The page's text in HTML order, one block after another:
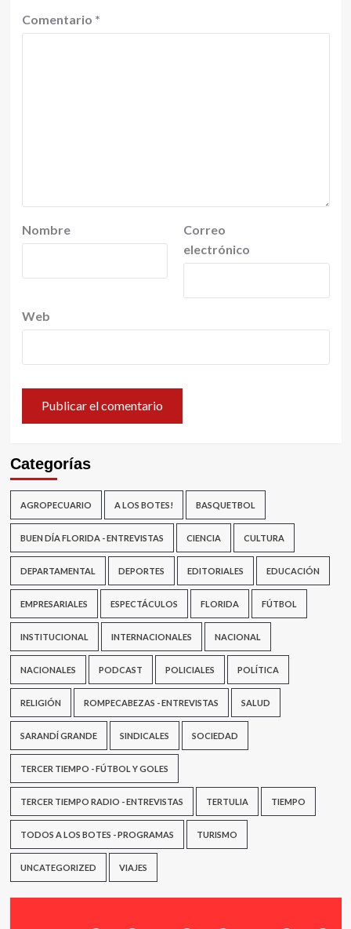
Comentario *
Nombre
Correo
electrónico
Web
Categorías
AGROPECUARIO A LOS BOTES! BASQUETBOL
BUEN DÍA FLORIDA - ENTREVISTAS CIENCIA CULTURA
DEPARTAMENTAL DEPORTES EDITORIALES EDUCACIÓN
EMPRESARIALES ESPECTÁCULOS FLORIDA FÚTBOL
INSTITUCIONAL INTERNACIONALES NACIONAL
NACIONALES PODCAST POLICIALES POLÍTICA
RELIGIÓN ROMPECABEZAS - ENTREVISTAS SALUD
SARANDÍ GRANDE SINDICALES SOCIEDAD
TERCER TIEMPO - FÚTBOL Y GOLES
TERCER TIEMPO RADIO - ENTREVISTAS TERTULIA TIEMPO
TODOS A LOS BOTES - PROGRAMAS TURISMO
UNCATEGORIZED VIAJES